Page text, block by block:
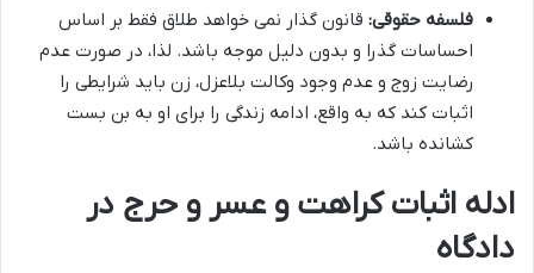
فلسفه حقوقی: قانون گذار نمی خواهد طلاق فقط بر اساس
احساسات گذرا و بدون دلیل موجه باشد. لذا، در صورت عدم
رضایت زوج و عدم وجود وکالت بلاعزل، زن باید شرایطی را
اثبات کند که به واقع، ادامه زندگی را برای او به بن بست
کشانده باشد.
ادله اثبات کراهت و عسر و حرج در
دادگاه